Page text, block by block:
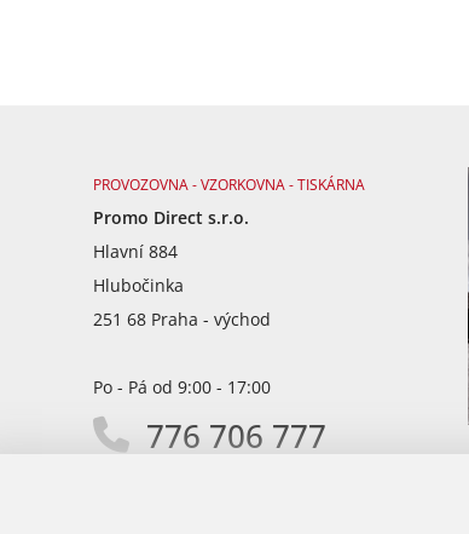
PROVOZOVNA - VZORKOVNA - TISKÁRNA
Promo Direct s.r.o.
Hlavní 884
Hlubočinka
251 68 Praha - východ
Po - Pá od 9:00 - 17:00
776 706 777